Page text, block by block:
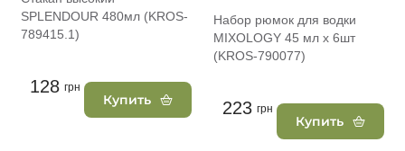
SPLENDOUR 480мл (KROS-
789415.1)
128 грн
Купить
Набор рюмок для водки
MIXOLOGY 45 мл х 6шт
(KROS-790077)
223 грн
Купить